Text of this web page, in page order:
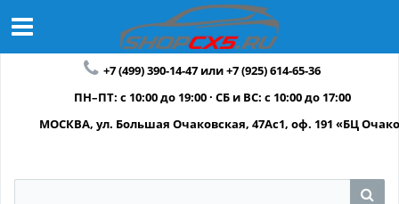
+7 (499) 390-14-47 или +7 (925) 614-65-36
ПН–ПТ: с 10:00 до 19:00 · СБ и ВС: с 10:00 до 17:00
МОСКВА, ул. Большая Очаковская, 47Ас1, оф. 191 «БЦ